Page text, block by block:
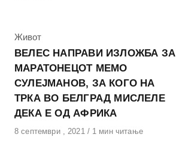
КАтегорија
Живот
ВЕЛЕС НАПРАВИ ИЗЛОЖБА ЗА
МАРАТОНЕЦОТ МЕМО
СУЛЕЈМАНОВ, ЗА КОГО НА
ТРКА ВО БЕЛГРАД МИСЛЕЛЕ
ДЕКА Е ОД АФРИКА
Објавено
8 септември , 2021 1 мин читање